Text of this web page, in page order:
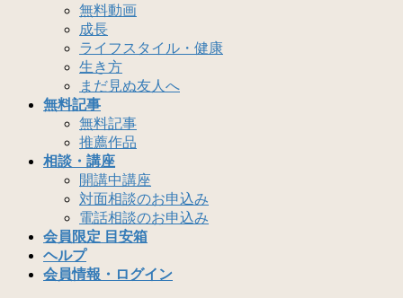
無料動画
成長
ライフスタイル・健康
生き方
まだ見ぬ友人へ
無料記事
無料記事
推薦作品
相談・講座
開講中講座
対面相談のお申込み
電話相談のお申込み
会員限定 目安箱
ヘルプ
会員情報・ログイン